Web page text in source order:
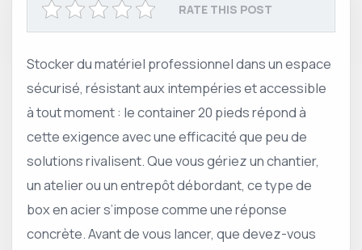
RATE THIS POST
Stocker du matériel professionnel dans un espace
sécurisé, résistant aux intempéries et accessible
à tout moment : le container 20 pieds répond à
cette exigence avec une efficacité que peu de
solutions rivalisent. Que vous gériez un chantier,
un atelier ou un entrepôt débordant, ce type de
box en acier s’impose comme une réponse
concrète. Avant de vous lancer, que devez-vous